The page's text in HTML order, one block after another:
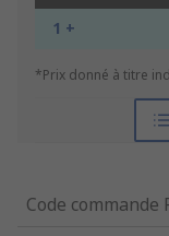
1 +
*Prix donné à titre
Code commande